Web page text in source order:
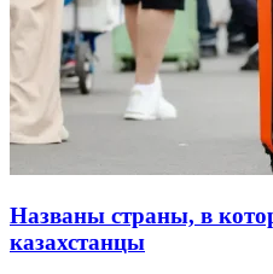
Названы страны, в
казахстанцы